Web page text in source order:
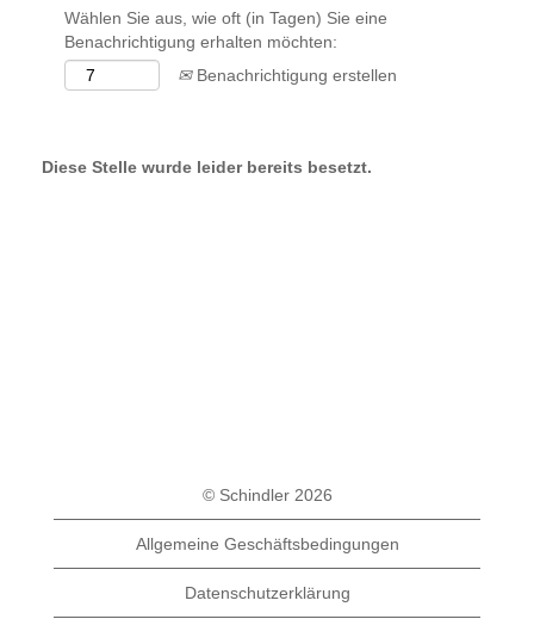
Wählen Sie aus, wie oft (in Tagen) Sie eine
Benachrichtigung erhalten möchten:
Benachrichtigung erstellen
Diese Stelle wurde leider bereits besetzt.
© Schindler 2026
Allgemeine Geschäftsbedingungen
Datenschutzerklärung